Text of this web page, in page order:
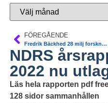
FÖREGÅENDE
Fredrik Bäckhed 28 milj forskn tarm-stelhet hjärta kärl
NDRS
2022 nu
Läs hela rapporten pdf
128 sidor sammanhållen